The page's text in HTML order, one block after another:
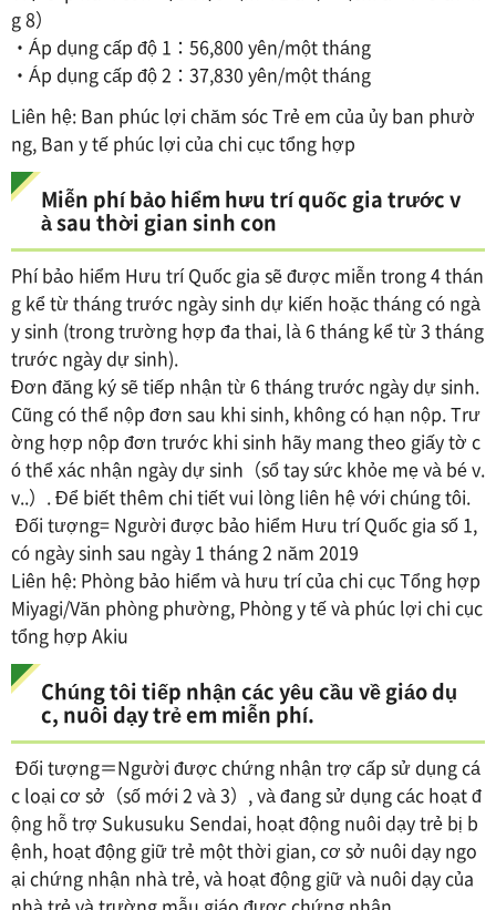
g 8）
・Áp dụng cấp độ 1：56,800 yên/một tháng
・Áp dụng cấp độ 2：37,830 yên/một tháng
Liên hệ: Ban phúc lợi chăm sóc Trẻ em của ủy ban phườ
ng, Ban y tế phúc lợi của chi cục tổng hợp
Miễn phí bảo hiểm hưu trí quốc gia trước v
à sau thời gian sinh con
Phí bảo hiểm Hưu trí Quốc gia sẽ được miễn trong 4 thán
g kể từ tháng trước ngày sinh dự kiến hoặc tháng có ngà
y sinh (trong trường hợp đa thai, là 6 tháng kể từ 3 tháng
trước ngày dự sinh).
Đơn đăng ký sẽ tiếp nhận từ 6 tháng trước ngày dự sinh.
Cũng có thể nộp đơn sau khi sinh, không có hạn nộp. Trư
ờng hợp nộp đơn trước khi sinh hãy mang theo giấy tờ c
ó thể xác nhận ngày dự sinh（sổ tay sức khỏe mẹ và bé v.
v..）. Để biết thêm chi tiết vui lòng liên hệ với chúng tôi.
Đối tượng= Người được bảo hiểm Hưu trí Quốc gia số 1,
có ngày sinh sau ngày 1 tháng 2 năm 2019
Liên hệ: Phòng bảo hiểm và hưu trí của chi cục Tổng hợp
Miyagi/Văn phòng phường, Phòng y tế và phúc lợi chi cục
tổng hợp Akiu
Chúng tôi tiếp nhận các yêu cầu về giáo dụ
c, nuôi dạy trẻ em miễn phí.
Đối tượng＝Người được chứng nhận trợ cấp sử dụng cá
c loại cơ sở（số mới 2 và 3）, và đang sử dụng các hoạt đ
ộng hỗ trợ Sukusuku Sendai, hoạt động nuôi dạy trẻ bị b
ệnh, hoạt động giữ trẻ một thời gian, cơ sở nuôi dạy ngo
ại chứng nhận nhà trẻ, và hoạt động giữ và nuôi dạy của